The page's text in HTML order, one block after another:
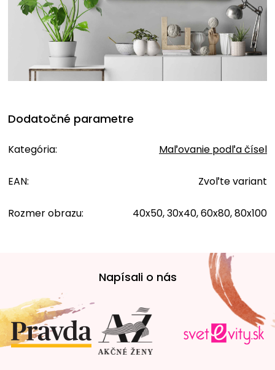
Dodatočné parametre
Kategória: Maľovanie podľa čísel
EAN: Zvoľte variant
Rozmer obrazu: 40x50, 30x40, 60x80, 80x100
t
i
e
Napísali o nás